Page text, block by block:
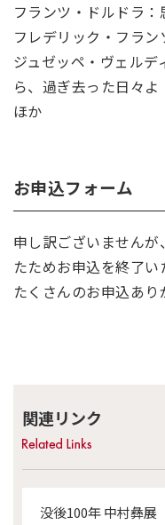
フランツ・ドルドラ：
フレデリック・フラ
ジュゼッペ・ヴェル
ら、過ぎ去った日々よ
ほか
お申込フォーム
申し訳ございません
たためお申込を終了い
たくさんのお申込あり
関連リンク
没後100年 中村彝展